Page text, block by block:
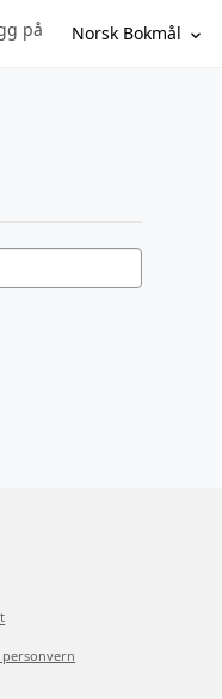
in to your account
på Norsk Bokmål